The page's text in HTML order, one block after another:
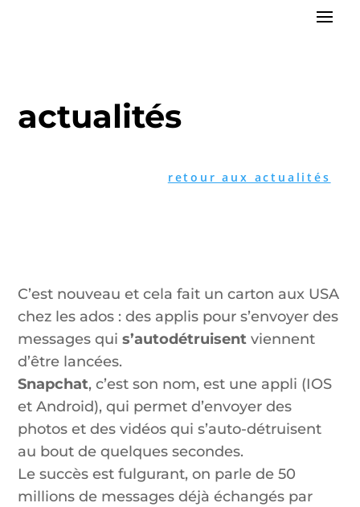
actualités
retour aux actualités
C’est nouveau et cela fait un carton aux USA
chez les ados : des applis pour s’envoyer des
messages quis’autodétruisent viennent
d’être lancées.
Snapchat, c’est son nom, est une appli (IOS
et Android), qui permet d’envoyer des
photos et des vidéos qui s’auto-détruisent
au bout de quelques secondes.
Le succès est fulgurant, on parle de 50
millions de messages déjà échangés par